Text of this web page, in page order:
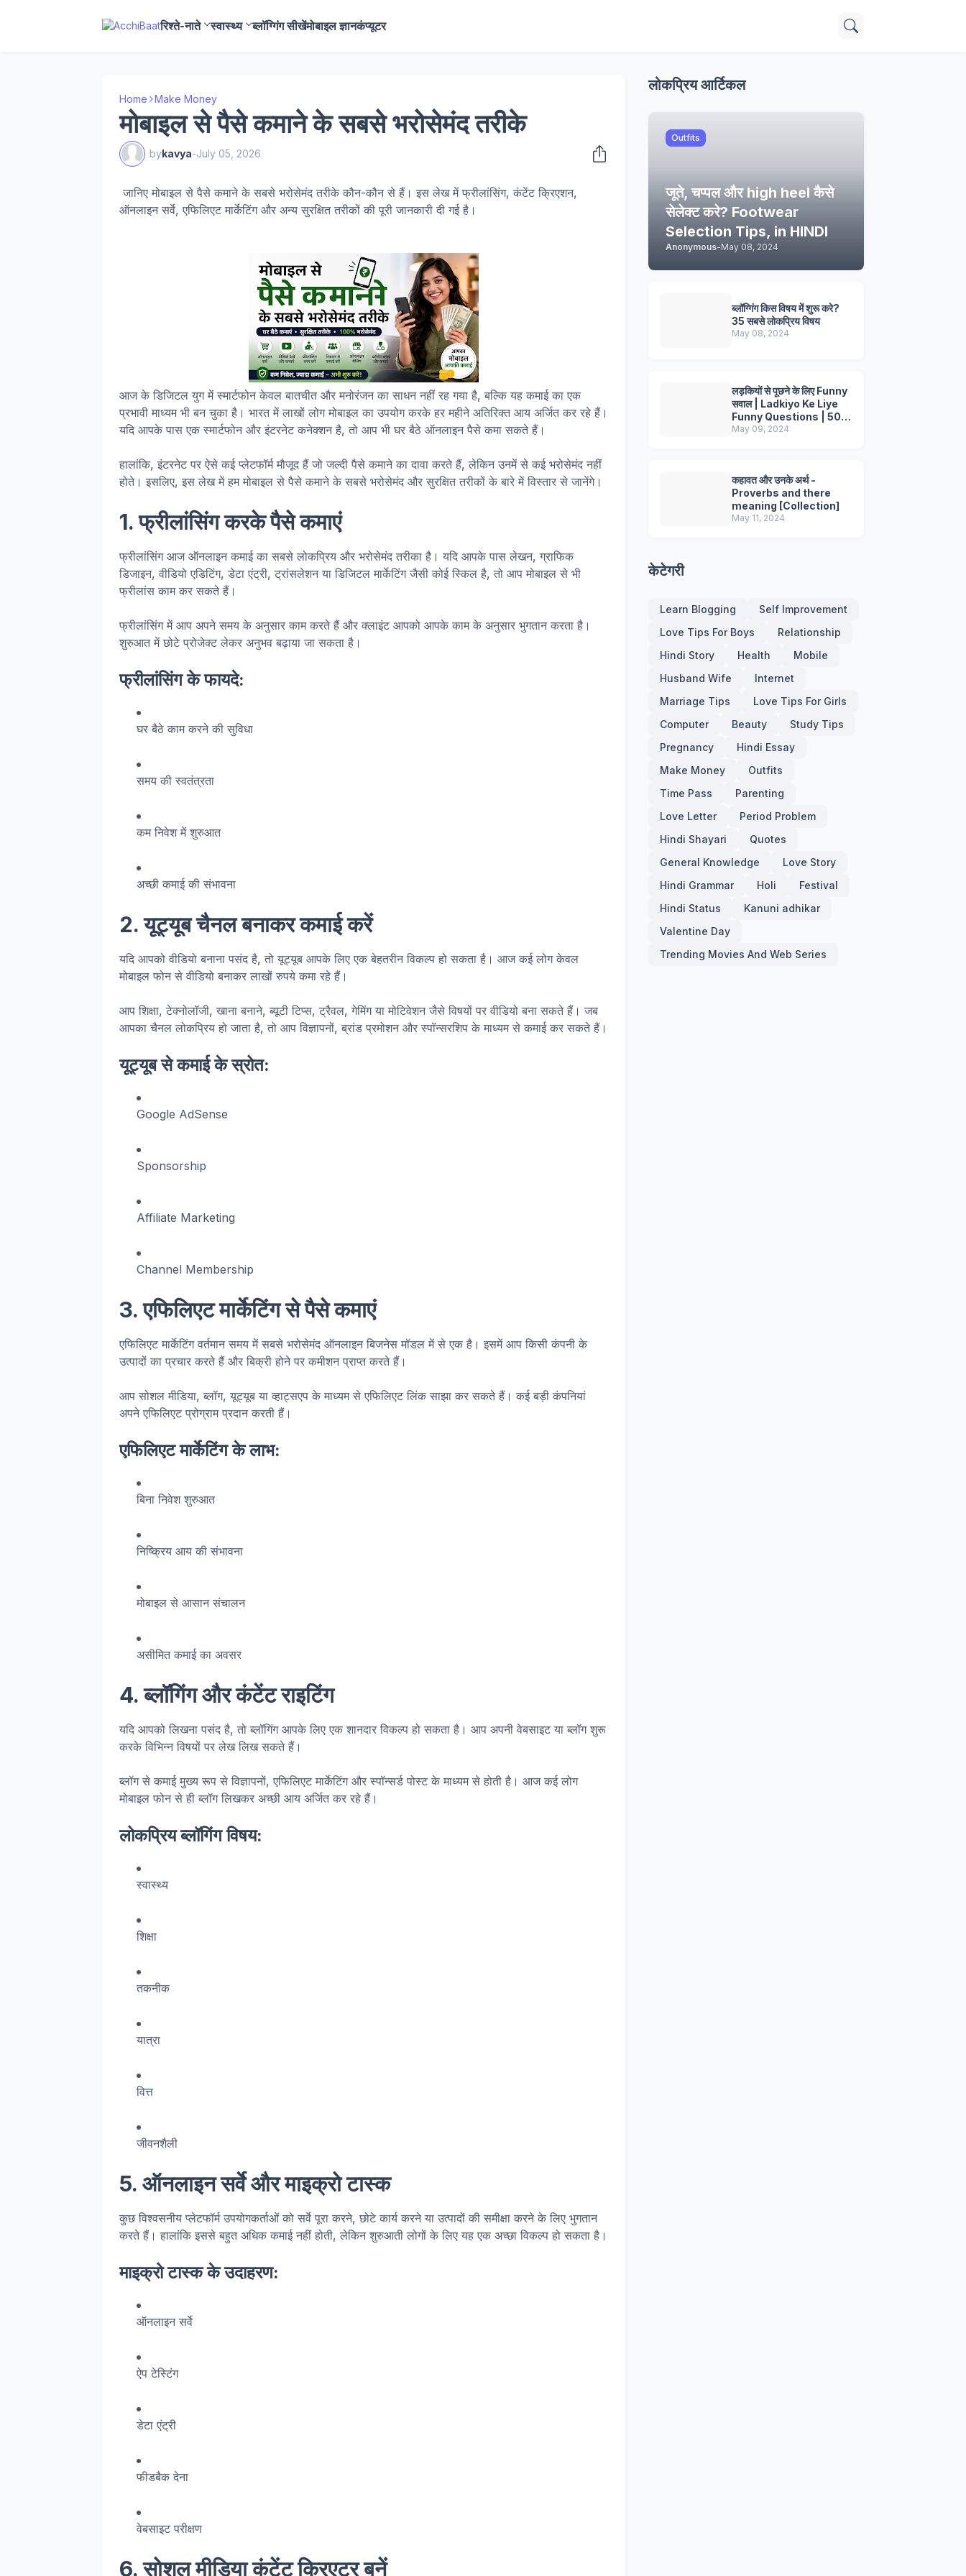
रिश्ते-नाते स्वास्थ्य ब्लॉग्गिंग सीखेंमोबाइल ज्ञानकंप्यूटर
Home Make Money
मोबाइल से पैसे कमाने के सबसे भरोसेमंद तरीके
bykavya-July 05, 2026
जानिए मोबाइल से पैसे कमाने के सबसे भरोसेमंद तरीके कौन-कौन से हैं। इस लेख में फ्रीलांसिंग, कंटेंट क्रिएशन,
ऑनलाइन सर्वे, एफिलिएट मार्केटिंग और अन्य सुरक्षित तरीकों की पूरी जानकारी दी गई है।
आज के डिजिटल युग में स्मार्टफोन केवल बातचीत और मनोरंजन का साधन नहीं रह गया है, बल्कि यह कमाई का एक
प्रभावी माध्यम भी बन चुका है। भारत में लाखों लोग मोबाइल का उपयोग करके हर महीने अतिरिक्त आय अर्जित कर रहे हैं।
यदि आपके पास एक स्मार्टफोन और इंटरनेट कनेक्शन है, तो आप भी घर बैठे ऑनलाइन पैसे कमा सकते हैं।
हालांकि, इंटरनेट पर ऐसे कई प्लेटफॉर्म मौजूद हैं जो जल्दी पैसे कमाने का दावा करते हैं, लेकिन उनमें से कई भरोसेमंद नहीं
होते। इसलिए, इस लेख में हम मोबाइल से पैसे कमाने के सबसे भरोसेमंद और सुरक्षित तरीकों के बारे में विस्तार से जानेंगे।
1. फ्रीलांसिंग करके पैसे कमाएं
फ्रीलांसिंग आज ऑनलाइन कमाई का सबसे लोकप्रिय और भरोसेमंद तरीका है। यदि आपके पास लेखन, ग्राफिक
डिजाइन, वीडियो एडिटिंग, डेटा एंट्री, ट्रांसलेशन या डिजिटल मार्केटिंग जैसी कोई स्किल है, तो आप मोबाइल से भी
फ्रीलांस काम कर सकते हैं।
फ्रीलांसिंग में आप अपने समय के अनुसार काम करते हैं और क्लाइंट आपको आपके काम के अनुसार भुगतान करता है।
शुरुआत में छोटे प्रोजेक्ट लेकर अनुभव बढ़ाया जा सकता है।
फ्रीलांसिंग के फायदे:
घर बैठे काम करने की सुविधा
समय की स्वतंत्रता
कम निवेश में शुरुआत
अच्छी कमाई की संभावना
2. यूट्यूब चैनल बनाकर कमाई करें
यदि आपको वीडियो बनाना पसंद है, तो यूट्यूब आपके लिए एक बेहतरीन विकल्प हो सकता है। आज कई लोग केवल
मोबाइल फोन से वीडियो बनाकर लाखों रुपये कमा रहे हैं।
आप शिक्षा, टेक्नोलॉजी, खाना बनाने, ब्यूटी टिप्स, ट्रैवल, गेमिंग या मोटिवेशन जैसे विषयों पर वीडियो बना सकते हैं। जब
आपका चैनल लोकप्रिय हो जाता है, तो आप विज्ञापनों, ब्रांड प्रमोशन और स्पॉन्सरशिप के माध्यम से कमाई कर सकते हैं।
यूट्यूब से कमाई के स्रोत:
Google AdSense
Sponsorship
Affiliate Marketing
Channel Membership
3. एफिलिएट मार्केटिंग से पैसे कमाएं
एफिलिएट मार्केटिंग वर्तमान समय में सबसे भरोसेमंद ऑनलाइन बिजनेस मॉडल में से एक है। इसमें आप किसी कंपनी के
उत्पादों का प्रचार करते हैं और बिक्री होने पर कमीशन प्राप्त करते हैं।
आप सोशल मीडिया, ब्लॉग, यूट्यूब या व्हाट्सएप के माध्यम से एफिलिएट लिंक साझा कर सकते हैं। कई बड़ी कंपनियां
अपने एफिलिएट प्रोग्राम प्रदान करती हैं।
एफिलिएट मार्केटिंग के लाभ:
बिना निवेश शुरुआत
निष्क्रिय आय की संभावना
मोबाइल से आसान संचालन
असीमित कमाई का अवसर
4. ब्लॉगिंग और कंटेंट राइटिंग
यदि आपको लिखना पसंद है, तो ब्लॉगिंग आपके लिए एक शानदार विकल्प हो सकता है। आप अपनी वेबसाइट या ब्लॉग शुरू
करके विभिन्न विषयों पर लेख लिख सकते हैं।
ब्लॉग से कमाई मुख्य रूप से विज्ञापनों, एफिलिएट मार्केटिंग और स्पॉन्सर्ड पोस्ट के माध्यम से होती है। आज कई लोग
मोबाइल फोन से ही ब्लॉग लिखकर अच्छी आय अर्जित कर रहे हैं।
लोकप्रिय ब्लॉगिंग विषय:
स्वास्थ्य
शिक्षा
तकनीक
यात्रा
वित्त
जीवनशैली
5. ऑनलाइन सर्वे और माइक्रो टास्क
कुछ विश्वसनीय प्लेटफॉर्म उपयोगकर्ताओं को सर्वे पूरा करने, छोटे कार्य करने या उत्पादों की समीक्षा करने के लिए भुगतान
करते हैं। हालांकि इससे बहुत अधिक कमाई नहीं होती, लेकिन शुरुआती लोगों के लिए यह एक अच्छा विकल्प हो सकता है।
माइक्रो टास्क के उदाहरण:
ऑनलाइन सर्वे
ऐप टेस्टिंग
डेटा एंट्री
फीडबैक देना
वेबसाइट परीक्षण
6. सोशल मीडिया कंटेंट क्रिएटर बनें
लोकप्रिय आर्टिकल
Outfits
जूते, चप्पल और high heel कैसे
सेलेक्ट करे? Footwear
Selection Tips, in HINDI
Anonymous-May 08, 2024
ब्लॉग्गिंग किस विषय में शुरू करे?
35 सबसे लोकप्रिय विषय
May 08, 2024
लड़कियों से पूछने के लिए Funny
सवाल | Ladkiyo Ke Liye
Funny Questions | 50+
Questions
May 09, 2024
कहावत और उनके अर्थ -
Proverbs and there
meaning [Collection]
May 11, 2024
केटेगरी
Learn Blogging
Self Improvement
Love Tips For Boys
Relationship
Hindi Story
Health
Mobile
Husband Wife
Internet
Marriage Tips
Love Tips For Girls
Computer
Beauty
Study Tips
Pregnancy
Hindi Essay
Make Money
Outfits
Time Pass
Parenting
Love Letter
Period Problem
Hindi Shayari
Quotes
General Knowledge
Love Story
Hindi Grammar
Holi
Festival
Hindi Status
Kanuni adhikar
Valentine Day
Trending Movies And Web Series